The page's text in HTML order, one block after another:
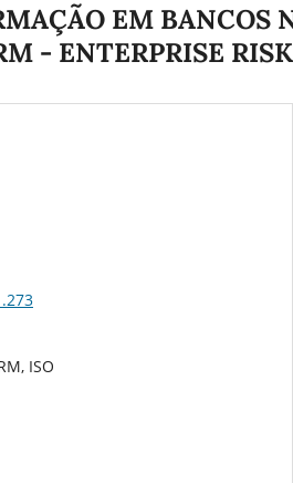
EM BANCOS
- ENTERPRISE
ISO